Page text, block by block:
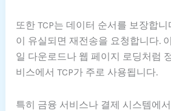
또한 TCP는 데이터 순서를 보장합
이 유실되면 재전송을 요청합니다.
일 다운로드나 웹 페이지 로딩처럼
비스에서 TCP가 주로 사용됩니다.
특히 금융 서비스나 결제 시스템에